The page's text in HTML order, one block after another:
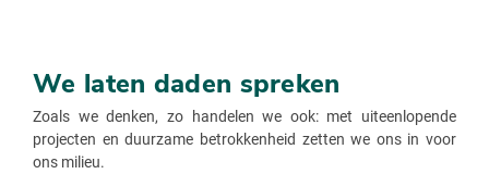
We laten daden spreken
Zoals we denken, zo handelen we ook: met uiteenlopende
projecten en duurzame betrokkenheid zetten we ons in voor
ons milieu.